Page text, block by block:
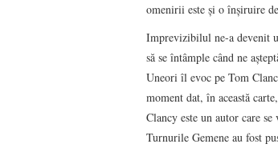
omenirii este şi o înşiruire
Imprevizibilul ne-a devenit
să se întâmple când ne
Uneori îl evoc pe Tom
moment dat, în această
Clancy este un autor care
Turnurile Gemene au fost